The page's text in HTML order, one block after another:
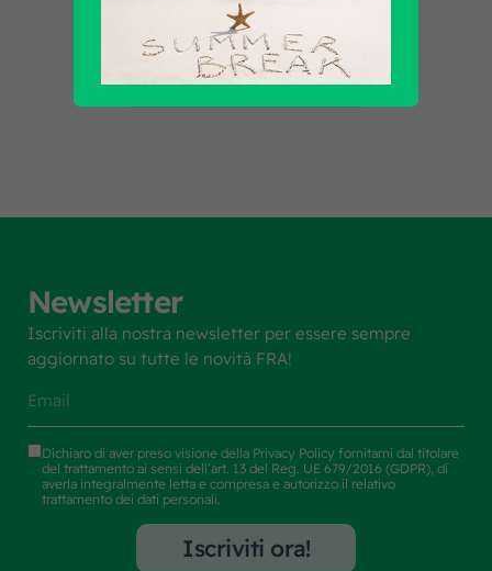
Scopri tutti i prodotti
Newsletter
Iscriviti alla nostra newsletter per essere sempre
aggiornato su tutte le novità FRA!
Dichiaro di aver preso visione della Privacy Policy fornitami dal titolare
del trattamento ai sensi dell’art. 13 del Reg. UE 679/2016 (GDPR), di
averla integralmente letta e compresa e autorizzo il relativo
trattamento dei dati personali.
Iscriviti ora!